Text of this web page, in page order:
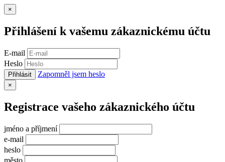
×
Přihlášení k vašemu zákaznickému účtu
E-mail
Heslo
Přihlásit Zapomněl jsem heslo
×
Registrace vašeho zákaznického účtu
jméno a příjmení
e-mail
heslo
město